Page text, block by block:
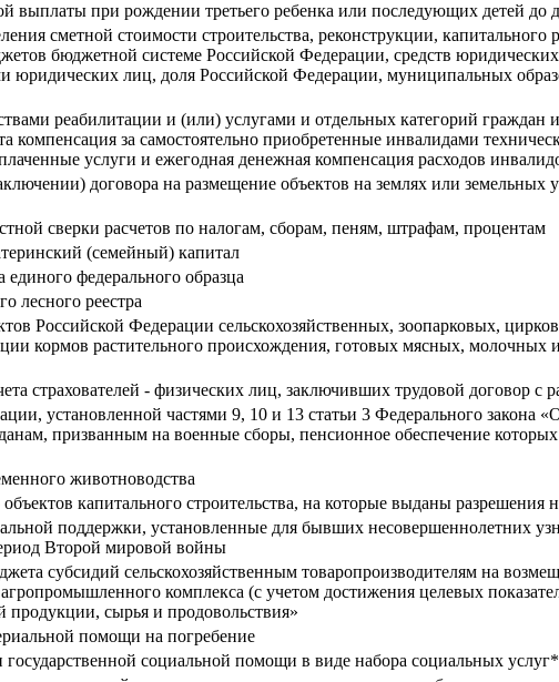
выплаты при рождении третьего ребенка или последующих детей до
сметной стоимости строительства, реконструкции,
бюджетной системе Российской Федерации, средств
лиц, доля Российской Федерации, муниципальных
реабилитации и (или) услугами и отдельных категорий граждан
компенсация за самостоятельно приобретенные инвалидами
услуги и ежегодная денежная компенсация расходов
договора на размещение объектов на землях или земельных
сверки расчетов по налогам, сборам, пеням, штрафам, процентам
(семейный) капитал
федерального образца
лесного реестра
Российской Федерации сельскохозяйственных, зоопарковых,
кормов растительного происхождения, готовых мясных,
страхователей - физических лиц, заключивших трудовой договор с
установленной частями 9, 10 и 13 статьи 3 Федерального
призванным на военные сборы, пенсионное обеспечение
животноводства
капитального строительства, на которые выданы разрешения
поддержки, установленные для бывших несовершеннолетних
Второй мировой войны
субсидий сельскохозяйственным товаропроизводителям на
комплекса (с учетом достижения целевых
продукции, сырья и продовольствия»
помощи на погребение
социальной помощи в виде набора социальных услуг*